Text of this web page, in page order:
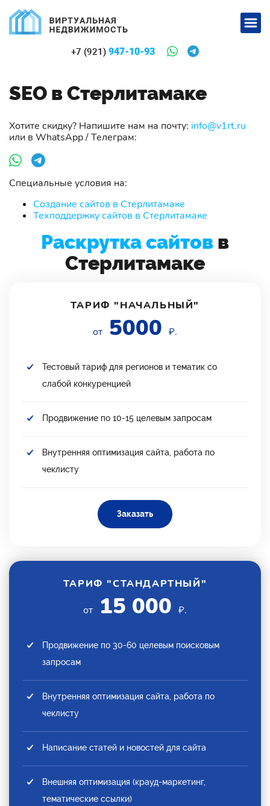
+7 (921) 947-10-93
SEO в Стерлитамаке
Хотите скидку? Напишите нам на почту: info@v1rt.ru
или в WhatsApp / Телеграм:
Специальные условия на:
Создание сайтов в Стерлитамаке
Техподдержку сайтов в Стерлитамаке
Раскрутка сайтов в
Стерлитамаке
ТАРИФ "НАЧАЛЬНЫЙ"
от 5000 ₽.
Тестовый тариф для регионов и тематик со
слабой конкуренцией
Продвижение по 10-15 целевым запросам
Внутренняя оптимизация сайта, работа по
чеклисту
Заказать
ТАРИФ "СТАНДАРТНЫЙ"
от 15 000 ₽.
Продвижение по 30-60 целевым поисковым
запросам
Внутренняя оптимизация сайта, работа по
чеклисту
Написание статей и новостей для сайта
Внешняя оптимизация (крауд-маркетинг,
тематические ссылки)